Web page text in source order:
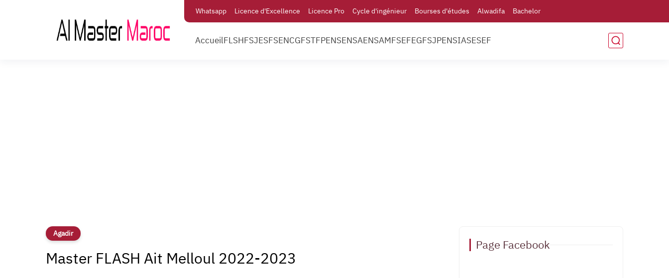
Whatsapp Licence d'Excellence Licence Pro Cycle d'ingénieur Bourses d'études Alwadifa Bachelor
AccueilFLSHFSJESFSENCGFSTFPENSENSAENSAMFSEFEGFSJPENSIASESEF
Agadir
Master FLASH Ait Melloul 2022-2023
Page Facebook